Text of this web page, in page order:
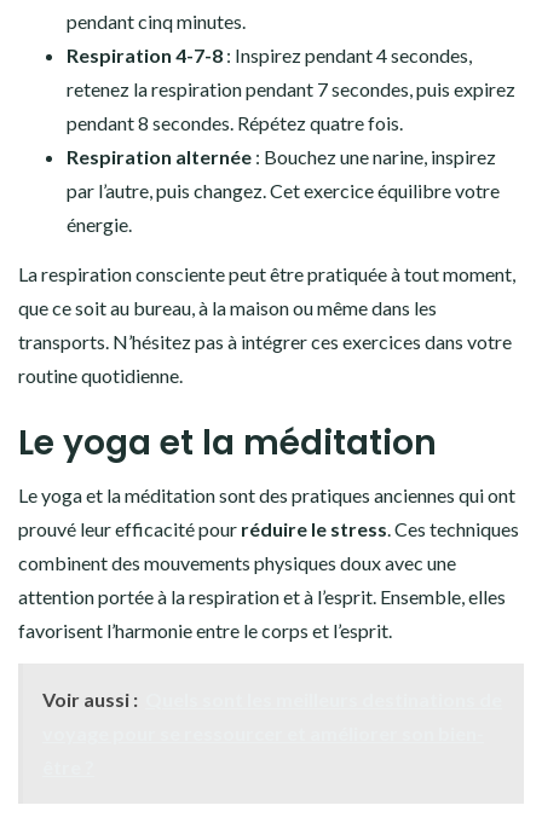
pendant cinq minutes.
Respiration 4-7-8 : Inspirez pendant 4 secondes,
retenez la respiration pendant 7 secondes, puis expirez
pendant 8 secondes. Répétez quatre fois.
Respiration alternée : Bouchez une narine, inspirez
par l’autre, puis changez. Cet exercice équilibre votre
énergie.
La respiration consciente peut être pratiquée à tout moment,
que ce soit au bureau, à la maison ou même dans les
transports. N’hésitez pas à intégrer ces exercices dans votre
routine quotidienne.
Le yoga et la méditation
Le yoga et la méditation sont des pratiques anciennes qui ont
prouvé leur efficacité pour réduire le stress. Ces techniques
combinent des mouvements physiques doux avec une
attention portée à la respiration et à l’esprit. Ensemble, elles
favorisent l’harmonie entre le corps et l’esprit.
Voir aussi :